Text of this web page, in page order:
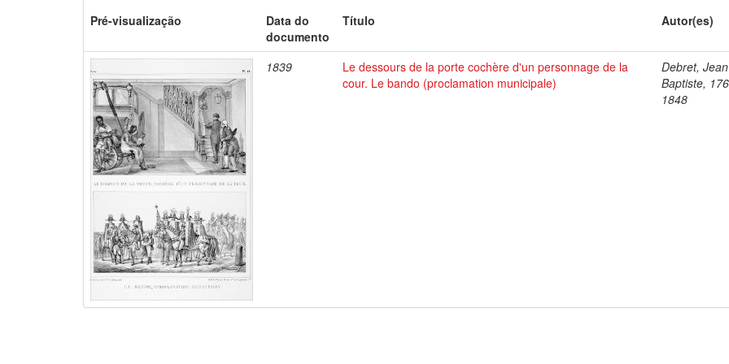
Pré-visualização
Data do
documento
Título Autor(es)
1839
Le dessours de la porte cochère d'un personnage de la
cour. Le bando (proclamation municipale)
Debret, Jean
Baptiste,
1848